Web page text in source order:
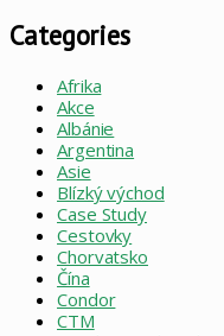
Categories
Afrika
Akce
Albánie
Argentina
Asie
Blízký východ
Case Study
Cestovky
Chorvatsko
Čína
Condor
CTM